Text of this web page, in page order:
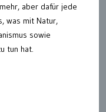
aber dafür jede
was mit Natur,
sowie
tun hat.